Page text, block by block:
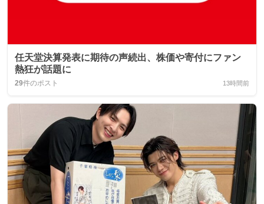
任天堂決算発表に期待の声続出、株価や寄付にファン
熱狂が話題に
29件のポスト 13時間前